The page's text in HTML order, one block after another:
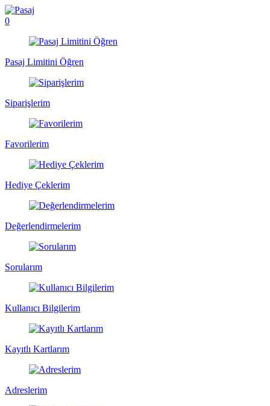
0
Pasaj Limitini Öğren
Siparişlerim
Favorilerim
Hediye Çeklerim
Değerlendirmelerim
Sorularım
Kullanıcı Bilgilerim
Kayıtlı Kartlarım
Adreslerim